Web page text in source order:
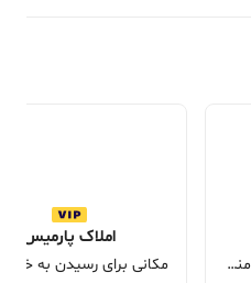
قوی ترین سیستم فایلینگ منطقه
املاک پارمیس